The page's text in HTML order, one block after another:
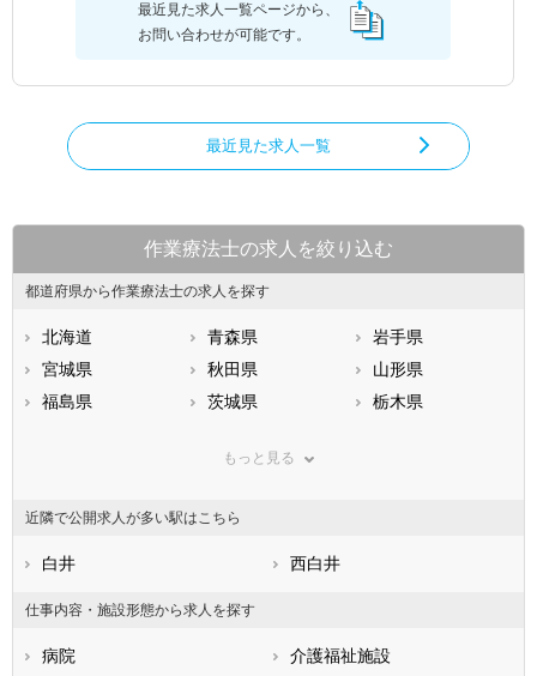
最近見た求人一覧ページから、
お問い合わせが可能です。
最近見た求人一覧
作業療法士の求人を絞り込む
都道府県から作業療法士の求人を探す
北海道 青森県
岩手県
宮城県
秋田県
山形県
福島県
茨城県
栃木県
神奈川県
石川県
福井県
静岡県
鳥取県
岡山県
もっと見る
近隣で公開求人が多い駅はこちら
白井 西白井
仕事内容・施設形態から求人を探す
病院
介護福祉施設